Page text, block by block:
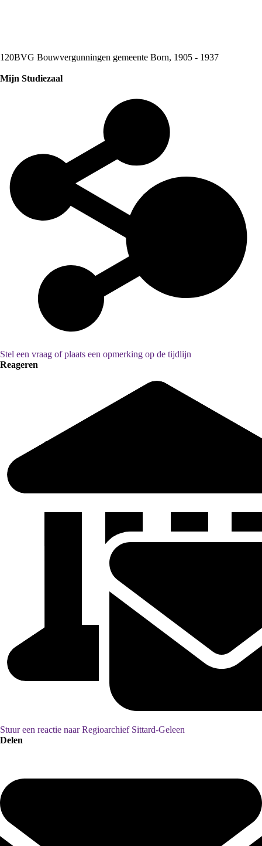
120BVG Bouwvergunningen gemeente Born, 1905 - 1937
Mijn Studiezaal
Stel een vraag of plaats een opmerking op de tijdlijn
Reageren
Stuur een reactie naar Regioarchief Sittard-Geleen
Delen